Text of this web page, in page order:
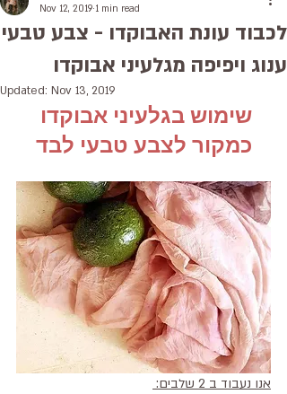
לכבוד עונת האבוקדו - צבע טבעי
ענוג ויפיפה מגלעיני אבוקדו
Nov 12, 2019 1 min read
Updated: Nov 13, 2019
שימוש בגלעיני אבוקדו
כמקור לצבע טבעי לבד
אנו נעבוד ב 2 שלבים: